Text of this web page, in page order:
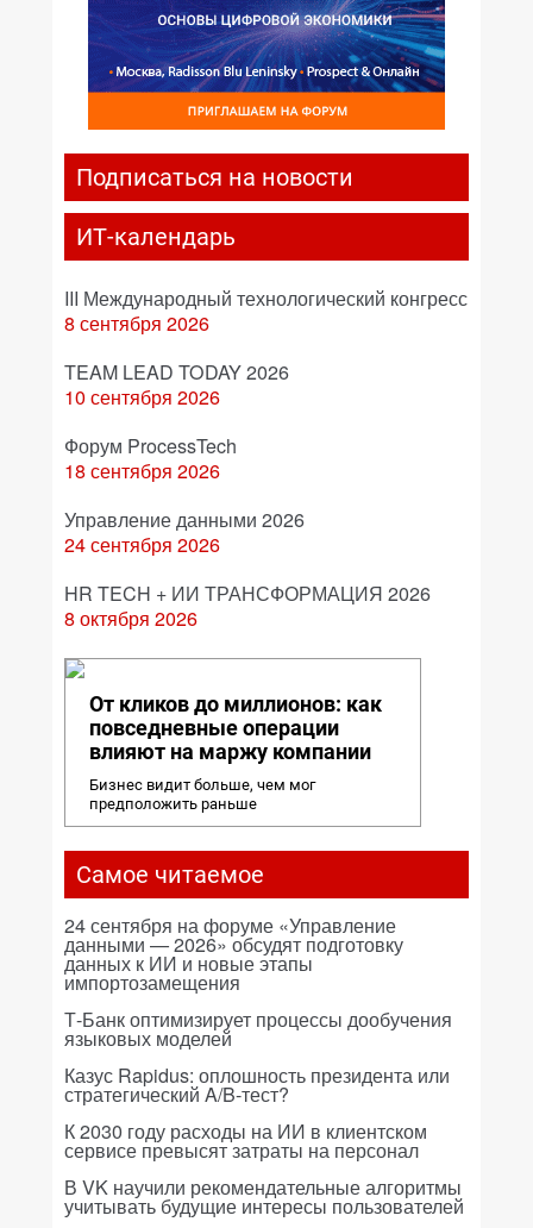
Подписаться на новости
ИТ-календарь
III Международный технологический конгресс
8 сентября 2026
TEAM LEAD TODAY 2026
10 сентября 2026
Форум ProcessTech
18 сентября 2026
Управление данными 2026
24 сентября 2026
HR TECH + ИИ ТРАНСФОРМАЦИЯ 2026
8 октября 2026
От кликов до миллионов: как
повседневные операции
влияют на маржу компании
Бизнес видит больше, чем мог
предположить раньше
Самое читаемое
24 сентября на форуме «Управление
данными — 2026» обсудят подготовку
данных к ИИ и новые этапы
импортозамещения
Т-Банк оптимизирует процессы дообучения
языковых моделей
Казус Rapidus: оплошность президента или
стратегический A/B-тест?
К 2030 году расходы на ИИ в клиентском
сервисе превысят затраты на персонал
В VK научили рекомендательные алгоритмы
учитывать будущие интересы пользователей